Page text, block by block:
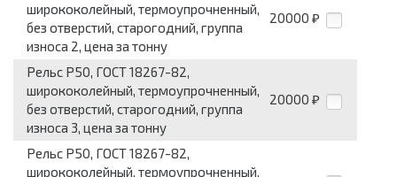
ширококолейный, термоупрочненный,
без отверстий, старогодний, группа
износа 2, цена за тонну
20000 ₽
Рельс Р50, ГОСТ 18267-82,
ширококолейный, термоупрочненный,
без отверстий, старогодний, группа
износа 3, цена за тонну
20000 ₽
Рельс Р50, ГОСТ 18267-82,
ширококолейный, термоупрочненный,